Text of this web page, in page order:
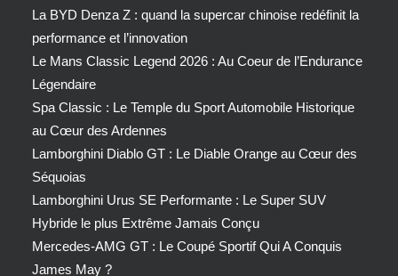
La BYD Denza Z : quand la supercar chinoise redéfinit la
performance et l’innovation
Le Mans Classic Legend 2026 : Au Coeur de l’Endurance
Légendaire
Spa Classic : Le Temple du Sport Automobile Historique
au Cœur des Ardennes
Lamborghini Diablo GT : Le Diable Orange au Cœur des
Séquoias
Lamborghini Urus SE Performante : Le Super SUV
Hybride le plus Extrême Jamais Conçu
Mercedes-AMG GT : Le Coupé Sportif Qui A Conquis
James May ?